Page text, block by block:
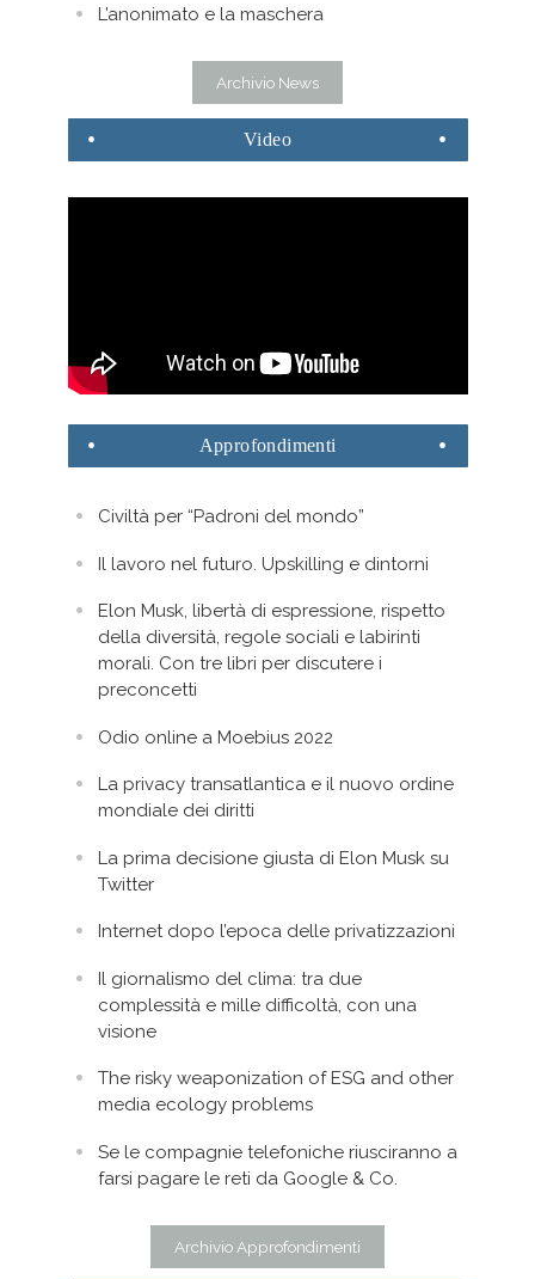
L’anonimato e la maschera
Archivio News
Video
Approfondimenti
Civiltà per “Padroni del mondo”
Il lavoro nel futuro. Upskilling e dintorni
Elon Musk, libertà di espressione, rispetto
della diversità, regole sociali e labirinti
morali. Con tre libri per discutere i
preconcetti
Odio online a Moebius 2022
La privacy transatlantica e il nuovo ordine
mondiale dei diritti
La prima decisione giusta di Elon Musk su
Twitter
Internet dopo l’epoca delle privatizzazioni
Il giornalismo del clima: tra due
complessità e mille difficoltà, con una
visione
The risky weaponization of ESG and other
media ecology problems
Se le compagnie telefoniche riusciranno a
farsi pagare le reti da Google & Co.
Archivio Approfondimenti